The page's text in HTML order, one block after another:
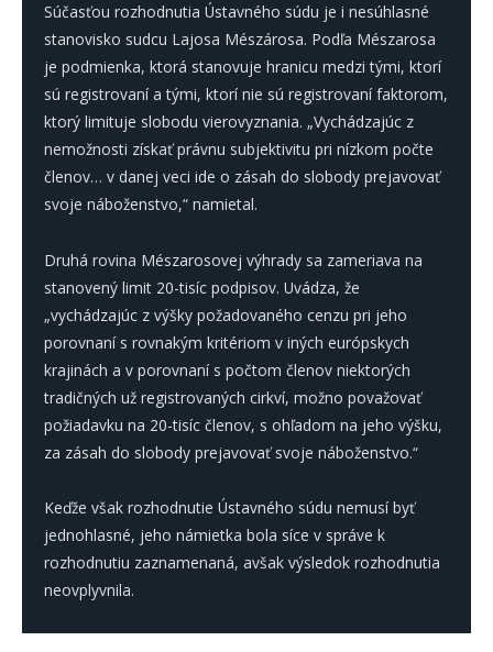
Súčasťou rozhodnutia Ústavného súdu je i nesúhlasné
stanovisko sudcu Lajosa Mészárosa. Podľa Mészarosa
je podmienka, ktorá stanovuje hranicu medzi tými, ktorí
sú registrovaní a tými, ktorí nie sú registrovaní faktorom,
ktorý limituje slobodu vierovyznania. „Vychádzajúc z
nemožnosti získať právnu subjektivitu pri nízkom počte
členov… v danej veci ide o zásah do slobody prejavovať
svoje náboženstvo,“ namietal.
Druhá rovina Mészarosovej výhrady sa zameriava na
stanovený limit 20-tisíc podpisov. Uvádza, že
„vychádzajúc z výšky požadovaného cenzu pri jeho
porovnaní s rovnakým kritériom v iných európskych
krajinách a v porovnaní s počtom členov niektorých
tradičných už registrovaných cirkví, možno považovať
požiadavku na 20-tisíc členov, s ohľadom na jeho výšku,
za zásah do slobody prejavovať svoje náboženstvo.“
Keďže však rozhodnutie Ústavného súdu nemusí byť
jednohlasné, jeho námietka bola síce v správe k
rozhodnutiu zaznamenaná, avšak výsledok rozhodnutia
neovplyvnila.